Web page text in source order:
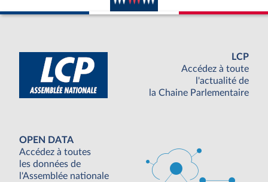
LCP
Accédez à toute
l'actualité de
la Chaine Parlementaire
OPEN DATA
Accédez à toutes
les données de
l'Assemblée nationale